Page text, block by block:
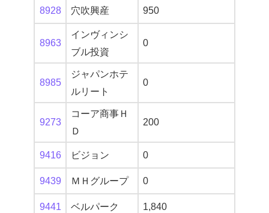
8928 穴吹興産 950
8963
インヴィンシ
ブル投資
0
8985
ジャパンホテ
ルリート
0
9273
コーア商事Ｈ
Ｄ
200
9416 ビジョン 0
9439 ＭＨグループ 0
9441 ベルパーク 1,840